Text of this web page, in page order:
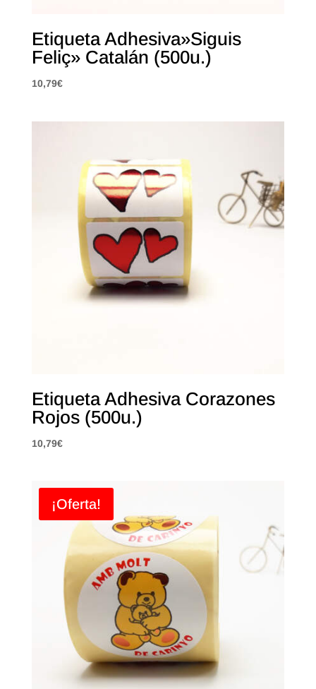
Etiqueta Adhesiva»Siguis
Feliç» Catalán (500u.)
10,79€
Etiqueta Adhesiva Corazones
Rojos (500u.)
10,79€
¡Oferta!